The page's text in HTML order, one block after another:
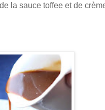
la sauce toffee et de